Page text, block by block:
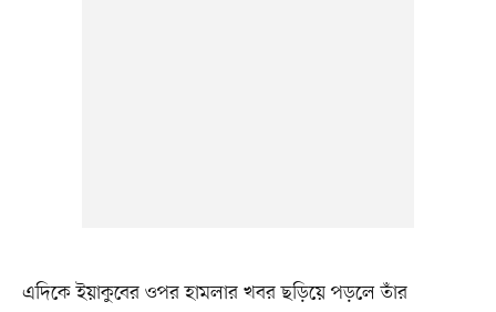
এদিকে ইয়াকুবের ওপর হামলার খবর ছড়িয়ে পড়লে তাঁর